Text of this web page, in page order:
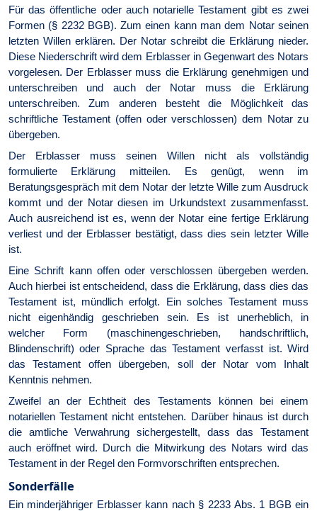
Für das öffentliche oder auch notarielle Testament gibt es zwei
Formen (§ 2232 BGB). Zum einen kann man dem Notar seinen
letzten Willen erklären. Der Notar schreibt die Erklärung nieder.
Diese Niederschrift wird dem Erblasser in Gegenwart des Notars
vorgelesen. Der Erblasser muss die Erklärung genehmigen und
unterschreiben und auch der Notar muss die Erklärung
unterschreiben. Zum anderen besteht die Möglichkeit das
schriftliche Testament (offen oder verschlossen) dem Notar zu
übergeben.
Der Erblasser muss seinen Willen nicht als vollständig
formulierte Erklärung mitteilen. Es genügt, wenn im
Beratungsgespräch mit dem Notar der letzte Wille zum Ausdruck
kommt und der Notar diesen im Urkundstext zusammenfasst.
Auch ausreichend ist es, wenn der Notar eine fertige Erklärung
verliest und der Erblasser bestätigt, dass dies sein letzter Wille
ist.
Eine Schrift kann offen oder verschlossen übergeben werden.
Auch hierbei ist entscheidend, dass die Erklärung, dass dies das
Testament ist, mündlich erfolgt. Ein solches Testament muss
nicht eigenhändig geschrieben sein. Es ist unerheblich, in
welcher Form (maschinengeschrieben, handschriftlich,
Blindenschrift) oder Sprache das Testament verfasst ist. Wird
das Testament offen übergeben, soll der Notar vom Inhalt
Kenntnis nehmen.
Zweifel an der Echtheit des Testaments können bei einem
notariellen Testament nicht entstehen. Darüber hinaus ist durch
die amtliche Verwahrung sichergestellt, dass das Testament
auch eröffnet wird. Durch die Mitwirkung des Notars wird das
Testament in der Regel den Formvorschriften entsprechen.
Sonderfälle
Ein minderjähriger Erblasser kann nach § 2233 Abs. 1 BGB ein